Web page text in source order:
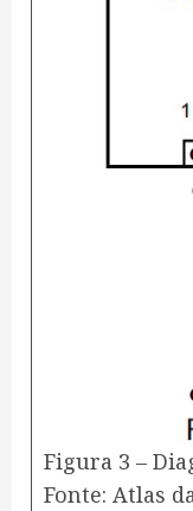
Figura 3 –
Fonte: Atlas